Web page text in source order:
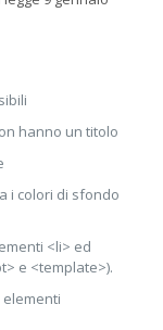
hanno un titolo
i colori di sfondo
<li> ed
e <template>).
elementi